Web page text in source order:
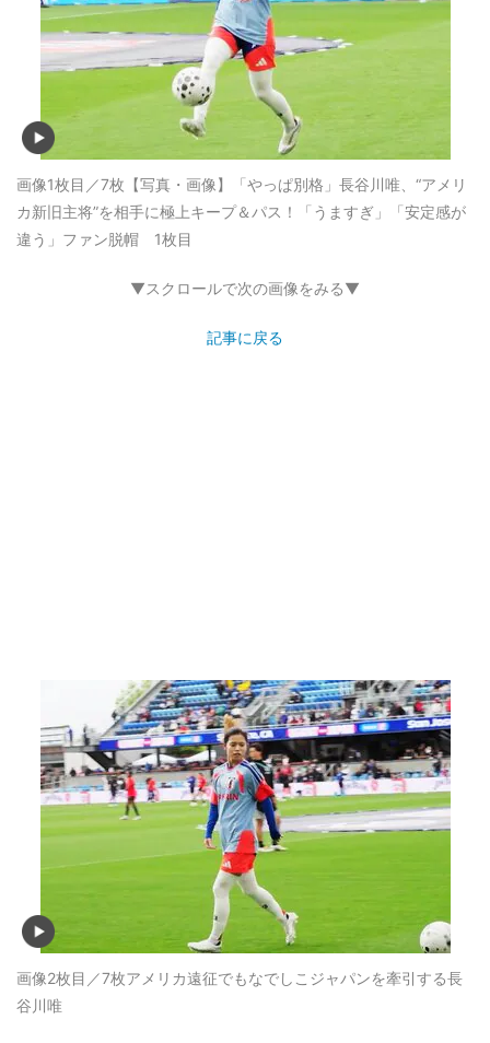
画像1枚目／7枚 【写真・画像】「やっぱ別格」長谷川唯、“アメリ
カ新旧主将”を相手に極上キープ＆パス！「うますぎ」「安定感が
違う」ファン脱帽 1枚目
▼スクロールで次の画像をみる▼
記事に戻る
画像2枚目／7枚アメリカ遠征でもなでしこジャパンを牽引する長
谷川唯